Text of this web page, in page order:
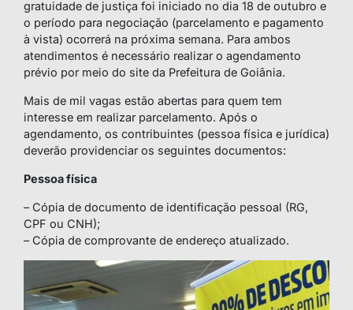
gratuidade de justiça foi iniciado no dia 18 de outubro e
o período para negociação (parcelamento e pagamento
à vista) ocorrerá na próxima semana. Para ambos
atendimentos é necessário realizar o agendamento
prévio por meio do site da Prefeitura de Goiânia.
Mais de mil vagas estão abertas para quem tem
interesse em realizar parcelamento. Após o
agendamento, os contribuintes (pessoa física e jurídica)
deverão providenciar os seguintes documentos:
Pessoa física
– Cópia de documento de identificação pessoal (RG,
CPF ou CNH);
– Cópia de comprovante de endereço atualizado.